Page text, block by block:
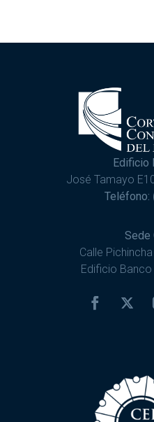
Edificio
José Tamayo
Teléfono:
Sede
Calle
Edificio